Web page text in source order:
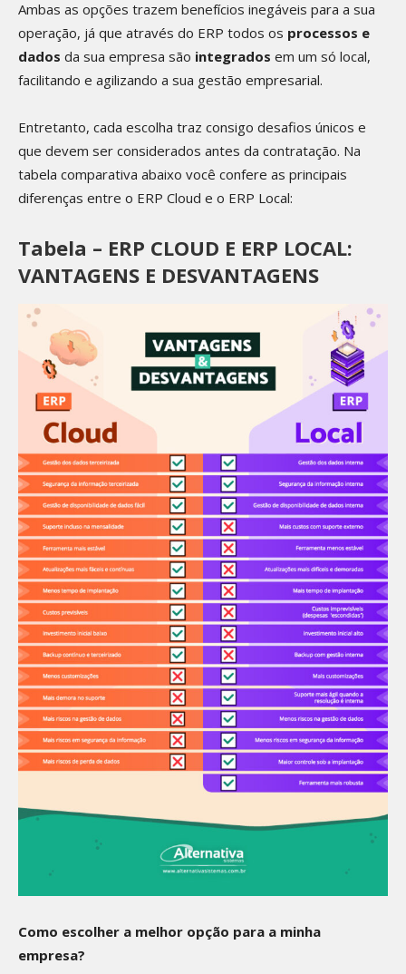
Ambas as opções trazem benefícios inegáveis para a sua
operação, já que através do ERP todos os processos e
dados da sua empresa são integrados em um só local,
facilitando e agilizando a sua gestão empresarial.
Entretanto, cada escolha traz consigo desafios únicos e
que devem ser considerados antes da contratação. Na
tabela comparativa abaixo você confere as principais
diferenças entre o ERP Cloud e o ERP Local:
Tabela – ERP CLOUD E ERP LOCAL:
VANTAGENS E DESVANTAGENS
Como escolher a melhor opção para a minha
empresa?